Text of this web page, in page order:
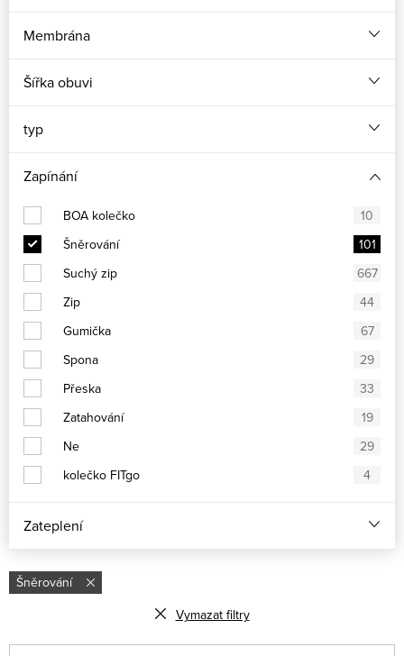
Membrána
Šířka obuvi
typ
Zapínání
BOA kolečko
10
Šněrování
101
Suchý zip
667
Zip
44
Gumička
67
Spona
29
Přeska
33
Zatahování
19
Ne
29
kolečko FITgo
4
Zateplení
Šněrování
Vymazat filtry